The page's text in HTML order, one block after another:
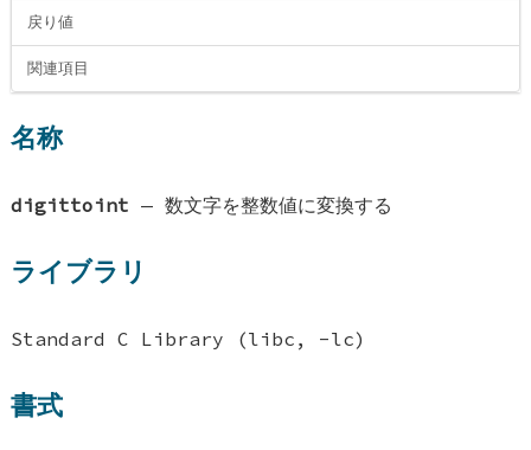
戻り値
関連項目
名称
digittoint —数文字を整数値に変換する
ライブラリ
Standard C Library (libc, -lc)
書式